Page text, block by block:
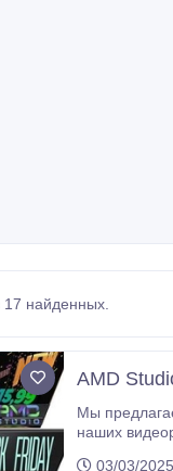
найденных.
AMD
Мы предлагаем услуги
наших видеороликах мы
03/03/